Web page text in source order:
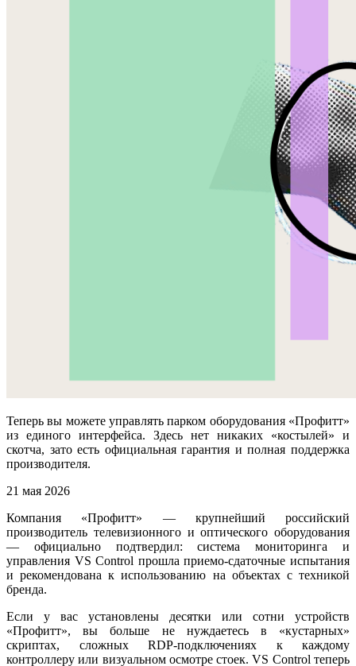
Теперь вы можете управлять парком оборудования «Профитт»
из единого интерфейса. Здесь нет никаких «костылей» и
скотча, зато есть официальная гарантия и полная поддержка
производителя.
21 мая 2026
Компания «Профитт» — крупнейший российский
производитель телевизионного и оптического оборудования
— официально подтвердил: система мониторинга и
управления VS Control прошла приемо-сдаточные испытания
и рекомендована к использованию на объектах с техникой
бренда.
Если у вас установлены десятки или сотни устройств
«Профитт», вы больше не нуждаетесь в «кустарных»
скриптах, сложных RDP-подключениях к каждому
контроллеру или визуальном осмотре стоек. VS Control теперь